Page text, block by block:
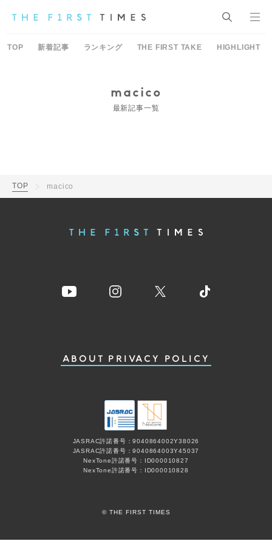
TOP 新着記事 ランキング THE FIRST TAKE HIGHLIGHT
macico
最新記事一覧
TOP macico
ABOUT PRIVACY POLICY
JASRAC許諾番号：9040864002Y38026
JASRAC許諾番号：9040864003Y45037
NexTone許諾番号：ID000010827
NexTone許諾番号：ID000010828
© THE FIRST TIMES